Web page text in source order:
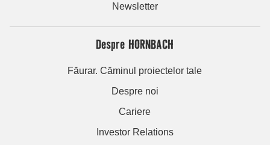
Newsletter
Despre HORNBACH
Făurar. Căminul proiectelor tale
Despre noi
Cariere
Investor Relations